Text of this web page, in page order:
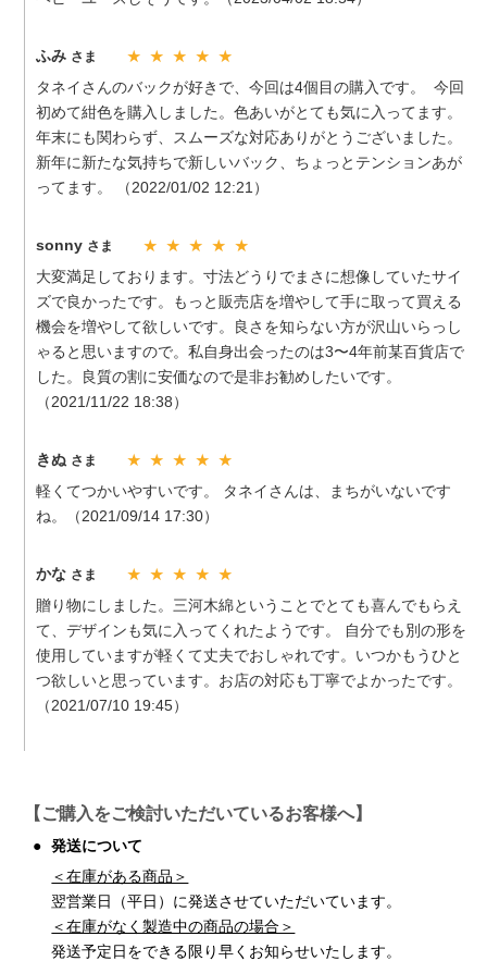
ふみ さま ★ ★ ★ ★ ★
タネイさんのバックが好きで、今回は4個目の購入です。 今回
初めて紺色を購入しました。色あいがとても気に入ってます。
年末にも関わらず、スムーズな対応ありがとうございました。
新年に新たな気持ちで新しいバック、ちょっとテンションあが
ってます。 （2022/01/02 12:21）
sonny さま ★ ★ ★ ★ ★
大変満足しております。寸法どうりでまさに想像していたサイ
ズで良かったです。もっと販売店を増やして手に取って買える
機会を増やして欲しいです。良さを知らない方が沢山いらっし
ゃると思いますので。私自身出会ったのは3〜4年前某百貨店で
した。良質の割に安価なので是非お勧めしたいです。
（2021/11/22 18:38）
きぬ さま ★ ★ ★ ★ ★
軽くてつかいやすいです。 タネイさんは、まちがいないです
ね。（2021/09/14 17:30）
かな さま ★ ★ ★ ★ ★
贈り物にしました。三河木綿ということでとても喜んでもらえ
て、デザインも気に入ってくれたようです。 自分でも別の形を
使用していますが軽くて丈夫でおしゃれです。いつかもうひと
つ欲しいと思っています。お店の対応も丁寧でよかったです。
（2021/07/10 19:45）
【ご購入をご検討いただいているお客様へ】
発送について
＜在庫がある商品＞
翌営業日（平日）に発送させていただいています。
＜在庫がなく製造中の商品の場合＞
発送予定日をできる限り早くお知らせいたします。